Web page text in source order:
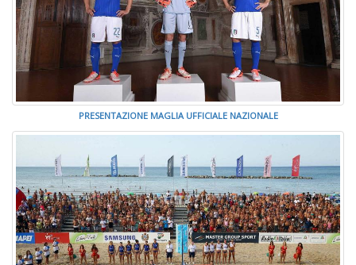
PRESENTAZIONE MAGLIA UFFICIALE NAZIONALE